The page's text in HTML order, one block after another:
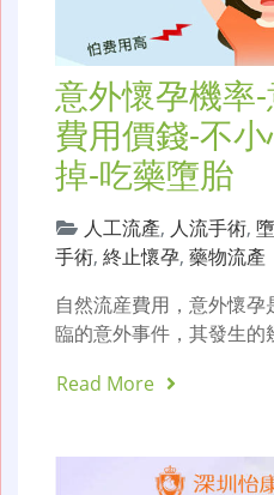
意外懷孕機率
費用價錢-不
掉-吃藥墮胎
人工流產, 人流手術,
手術, 終止懷孕, 藥物流產
自然流産費用，意外懷
臨的意外事件，其發生
Read More